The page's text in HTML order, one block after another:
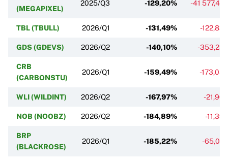
(MEGAPIXEL)
2025/Q3 -129,20% -41
TBL (TBULL) 2026/Q1 -131,49% -
GDS (GDEVS) 2026/Q2 -140,10% -
CRB
(CARBONSTU)
2026/Q1 -159,49% -
WLI (WILDINT) 2026/Q2 -167,97% -
NOB (NOOBZ) 2026/Q2 -184,89% -
BRP
(BLACKROSE)
2026/Q1 -185,22% -